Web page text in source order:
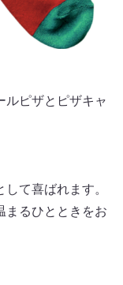
ルピザとピザキャ
て喜ばれます。
まるひとときをお